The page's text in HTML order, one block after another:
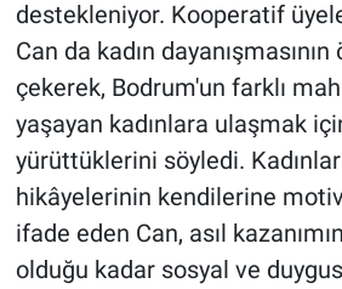
destekleniyor. Kooperatif
Can da kadın
çekerek, Bodrum'un farklı
yaşayan kadınlara ulaşmak
yürüttüklerini söyledi.
hikâyelerinin kendilerine
ifade eden Can, asıl
olduğu kadar sosyal ve